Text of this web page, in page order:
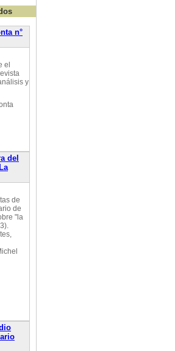
n°
el
y
del
de
de
"la